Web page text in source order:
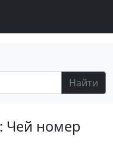
Найти
Чей номер